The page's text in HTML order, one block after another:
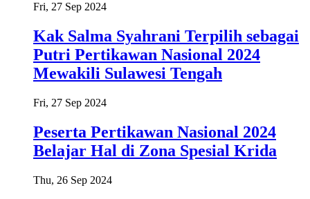
Fri, 27 Sep 2024
Kak Salma Syahrani Terpilih sebagai
Putri Pertikawan Nasional 2024
Mewakili Sulawesi Tengah
Fri, 27 Sep 2024
Peserta Pertikawan Nasional 2024
Belajar Hal di Zona Spesial Krida
Thu, 26 Sep 2024